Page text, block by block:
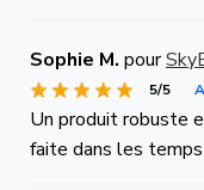
Sophie M. pour
5/5
Un produit robuste
faite dans les temps